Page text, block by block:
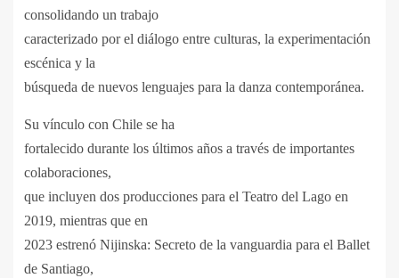
consolidando un trabajo
caracterizado por el diálogo entre culturas, la experimentación
escénica y la
búsqueda de nuevos lenguajes para la danza contemporánea.
Su vínculo con Chile se ha
fortalecido durante los últimos años a través de importantes
colaboraciones,
que incluyen dos producciones para el Teatro del Lago en
2019, mientras que en
2023 estrenó Nijinska: Secreto de la vanguardia para el Ballet
de Santiago,